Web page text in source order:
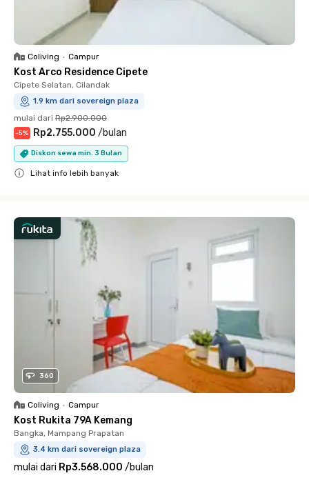
Coliving • Campur
Kost Arco Residence Cipete
Cipete Selatan, Cilandak
1.9 km dari sovereign plaza
mulai dari Rp2.900.000
-5% Rp2.755.000 /bulan
Diskon sewa min. 3 Bulan
Lihat info lebih banyak
360
Coliving • Campur
Kost Rukita 79A Kemang
Bangka, Mampang Prapatan
3.4 km dari sovereign plaza
mulai dari Rp3.568.000 /bulan